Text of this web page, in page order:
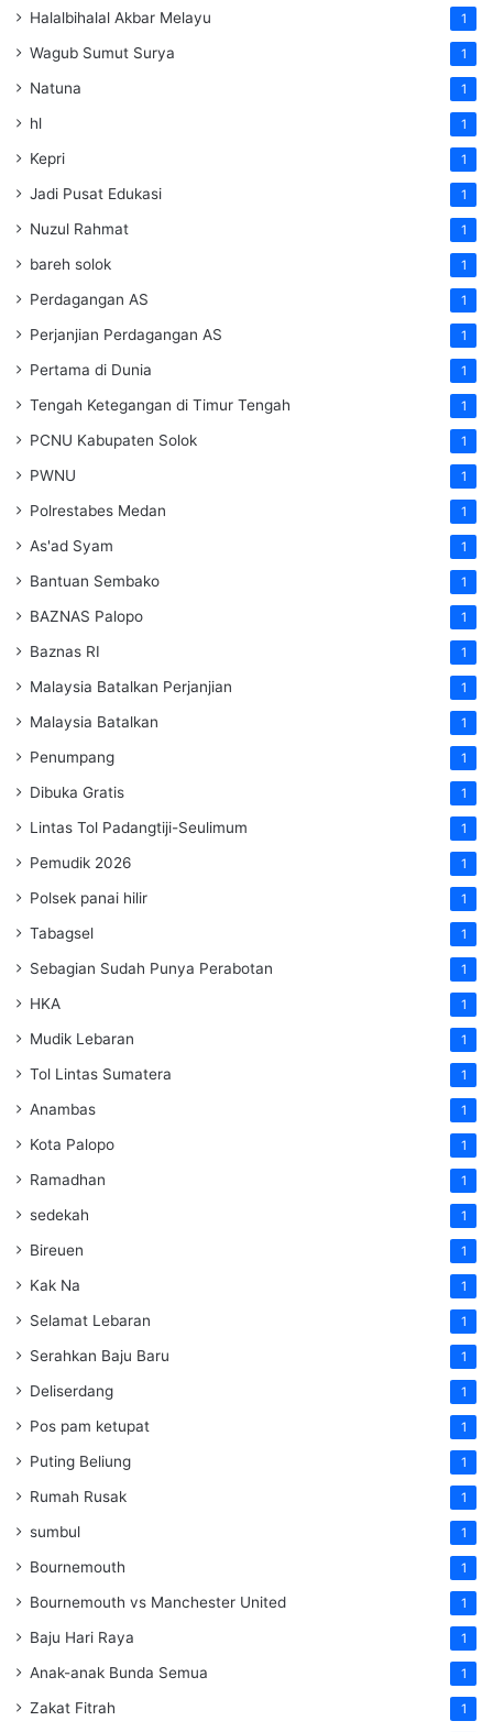
Halalbihalal Akbar Melayu 1
Wagub Sumut Surya 1
Natuna 1
hl 1
Kepri 1
Jadi Pusat Edukasi 1
Nuzul Rahmat 1
bareh solok 1
Perdagangan AS 1
Perjanjian Perdagangan AS 1
Pertama di Dunia 1
Tengah Ketegangan di Timur Tengah 1
PCNU Kabupaten Solok 1
PWNU 1
Polrestabes Medan 1
As'ad Syam 1
Bantuan Sembako 1
BAZNAS Palopo 1
Baznas RI 1
Malaysia Batalkan Perjanjian 1
Malaysia Batalkan 1
Penumpang 1
Dibuka Gratis 1
Lintas Tol Padangtiji-Seulimum 1
Pemudik 2026 1
Polsek panai hilir 1
Tabagsel 1
Sebagian Sudah Punya Perabotan 1
HKA 1
Mudik Lebaran 1
Tol Lintas Sumatera 1
Anambas 1
Kota Palopo 1
Ramadhan 1
sedekah 1
Bireuen 1
Kak Na 1
Selamat Lebaran 1
Serahkan Baju Baru 1
Deliserdang 1
Pos pam ketupat 1
Puting Beliung 1
Rumah Rusak 1
sumbul 1
Bournemouth 1
Bournemouth vs Manchester United 1
Baju Hari Raya 1
Anak-anak Bunda Semua 1
Zakat Fitrah 1